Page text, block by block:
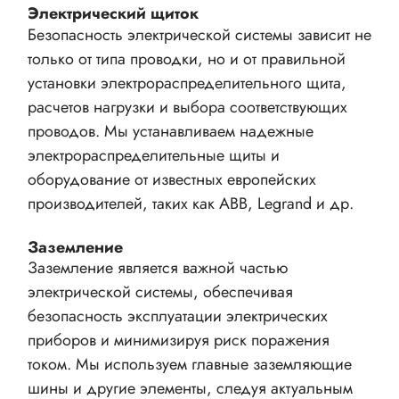
Электрический щиток
Безопасность электрической системы зависит не
только от типа проводки, но и от правильной
установки электрораспределительного щита,
расчетов нагрузки и выбора соответствующих
проводов. Мы устанавливаем надежные
электрораспределительные щиты и
оборудование от известных европейских
производителей, таких как ABB, Legrand и др.
Заземление
Заземление является важной частью
электрической системы, обеспечивая
безопасность эксплуатации электрических
приборов и минимизируя риск поражения
током. Мы используем главные заземляющие
шины и другие элементы, следуя актуальным